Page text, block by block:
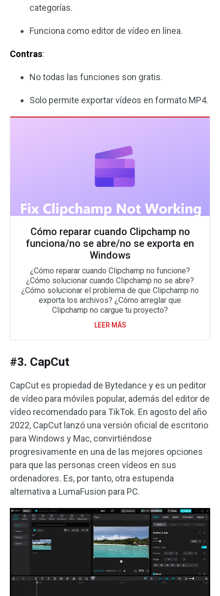
categorías.
Funciona como editor de vídeo en línea.
Contras:
No todas las funciones son gratis.
Solo permite exportar vídeos en formato MP4.
Cómo reparar cuando Clipchamp no
funciona/no se abre/no se exporta en
Windows
¿Cómo reparar cuando Clipchamp no funcione?
¿Cómo solucionar cuando Clipchamp no se abre?
¿Cómo solucionar el problema de que Clipchamp no
exporta los archivos? ¿Cómo arreglar que
Clipchamp no cargue tu proyecto?
LEER MÁS
#3. CapCut
CapCut es propiedad de Bytedance y es un peditor
de vídeo para móviles popular, además del editor de
vídeo recomendado para TikTok. En agosto del año
2022, CapCut lanzó una versión oficial de escritorio
para Windows y Mac, convirtiéndose
progresivamente en una de las mejores opciones
para que las personas creen vídeos en sus
ordenadores. Es, por tanto, otra estupenda
alternativa a LumaFusion para PC.